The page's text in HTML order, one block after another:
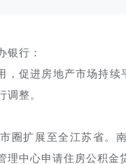
银行：
，促进房地产市场持
调整。
圈扩展至全江苏省。
理中心申请住房公积金